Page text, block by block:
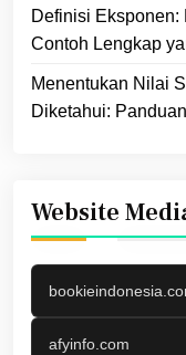
Definisi Eksponen:
Contoh Lengkap
Menentukan Nilai
Diketahui:
Website
afyinfo.com